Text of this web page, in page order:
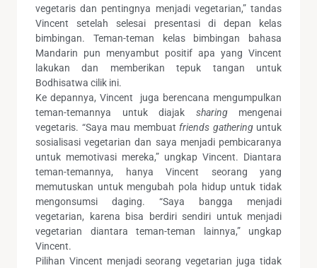
vegetaris dan pentingnya menjadi vegetarian,” tandas
Vincent setelah selesai presentasi di depan kelas
bimbingan. Teman-teman kelas bimbingan bahasa
Mandarin pun menyambut positif apa yang Vincent
lakukan dan memberikan tepuk tangan untuk
Bodhisatwa cilik ini.
Ke depannya, Vincent juga berencana mengumpulkan
teman-temannya untuk diajak sharingmengenai
vegetaris. “Saya mau membuat friends gathering untuk
sosialisasi vegetarian dan saya menjadi pembicaranya
untuk memotivasi mereka,” ungkap Vincent. Diantara
teman-temannya, hanya Vincent seorang yang
memutuskan untuk mengubah pola hidup untuk tidak
mengonsumsi daging. “Saya bangga menjadi
vegetarian, karena bisa berdiri sendiri untuk menjadi
vegetarian diantara teman-teman lainnya,” ungkap
Vincent.
Pilihan Vincent menjadi seorang vegetarian juga tidak